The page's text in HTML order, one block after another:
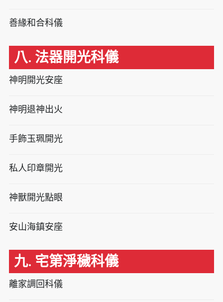
善緣和合科儀
八. 法器開光科儀
神明開光安座
神明退神出火
手飾玉珮開光
私人印章開光
神獸開光點眼
安山海鎮安座
九. 宅第淨穢科儀
離家調回科儀